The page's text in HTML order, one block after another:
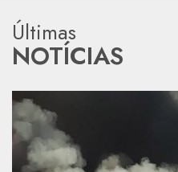
Últimas
NOTÍCIAS